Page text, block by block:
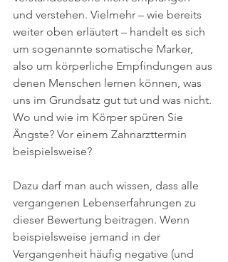
und verstehen. Vielmehr – wie bereits
weiter oben erläutert – handelt es sich
um sogenannte somatische Marker,
also um körperliche Empfindungen aus
denen Menschen lernen können, was
uns im Grundsatz gut tut und was nicht.
Wo und wie im Körper spüren Sie
Ängste? Vor einem Zahnarzttermin
beispielsweise?
Dazu darf man auch wissen, dass alle
vergangenen Lebenserfahrungen zu
dieser Bewertung beitragen. Wenn
beispielsweise jemand in der
Vergangenheit häufig negative (und